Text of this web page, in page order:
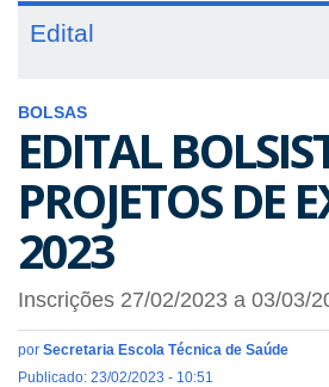
Edital
BOLSAS
EDITAL
PROJETOS DE
2023
Inscrições 27/02/2023 a 03/03/
por Secretaria Escola Técnica de Saúde
Publicado: 23/02/2023 - 10:51